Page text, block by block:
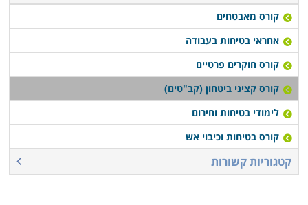
קורס מאבטחים
אחראי בטיחות בעבודה
קורס חוקרים פרטיים
קורס קציני ביטחון (קב"טים)
לימודי בטיחות וחירום
קורס בטיחות וכיבוי אש
קטגוריות קשורות